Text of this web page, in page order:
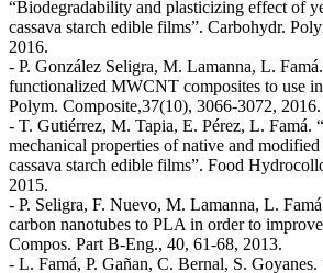
“Biodegradability and plasticizing effect of
cassava starch edible films”. Carbohydr.
2016.
- P. González Seligra, M. Lamanna, L.
functionalized MWCNT composites to use
Polym. Composite,37(10), 3066-3072, 2016.
- T. Gutiérrez, M. Tapia, E. Pérez, L. Famá.
mechanical properties of native and
cassava starch edible films”. Food
2015.
- P. Seligra, F. Nuevo, M. Lamanna, L.
carbon nanotubes to PLA in order to
Compos. Part B-Eng., 40, 61-68, 2013.
- L. Famá, P. Gañan, C. Bernal, S. Goyanes.